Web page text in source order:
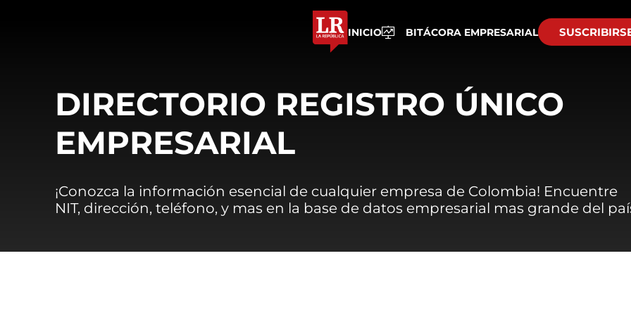
INICIO BITÁCORA EMPRESARIAL
DIRECTORIO REGISTRO ÚNICO
EMPRESARIAL
¡Conozca la información esencial de cualquier empresa de Colombia! Encuentre
NIT, dirección, teléfono, y mas en la base de datos empresarial mas grande del